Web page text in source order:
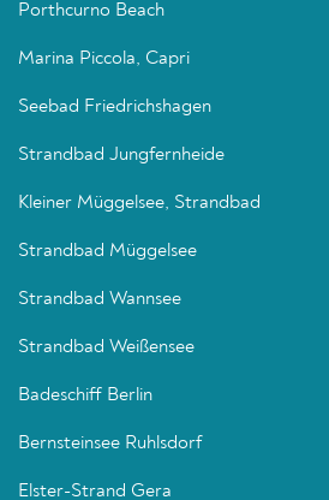
Porthcurno Beach
Marina Piccola, Capri
Seebad Friedrichshagen
Strandbad Jungfernheide
Kleiner Müggelsee, Strandbad
Strandbad Müggelsee
Strandbad Wannsee
Strandbad Weißensee
Badeschiff Berlin
Bernsteinsee Ruhlsdorf
Elster-Strand Gera